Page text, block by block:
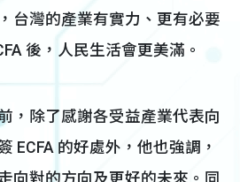
台灣的產業有實力、更有必要
後，人民生活會更美滿。
，除了感謝各受益產業代表向
ECFA 的好處外，他也強調，
向對的方向及更好的未來。同